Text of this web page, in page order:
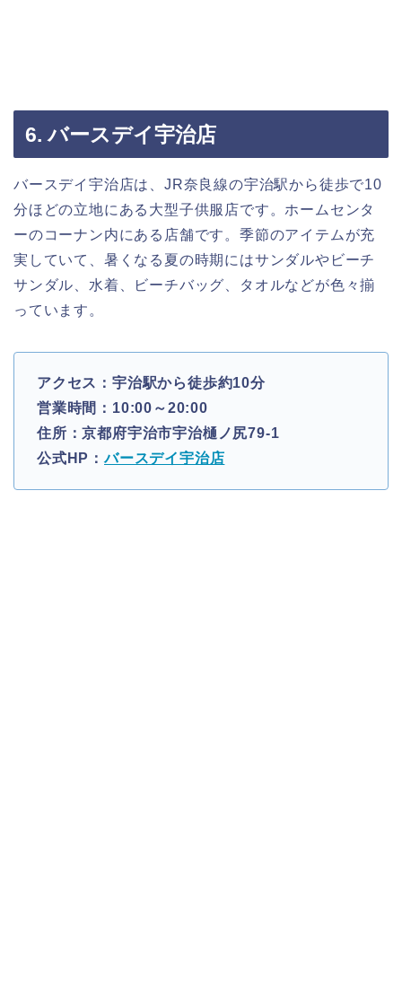
6. バースデイ宇治店
バースデイ宇治店は、JR奈良線の宇治駅から徒歩で10
分ほどの立地にある大型子供服店です。ホームセンタ
ーのコーナン内にある店舗です。季節のアイテムが充
実していて、暑くなる夏の時期にはサンダルやビーチ
サンダル、水着、ビーチバッグ、タオルなどが色々揃
っています。
アクセス：宇治駅から徒歩約10分
営業時間：10:00～20:00
住所：京都府宇治市宇治樋ノ尻79-1
公式HP：バースデイ宇治店